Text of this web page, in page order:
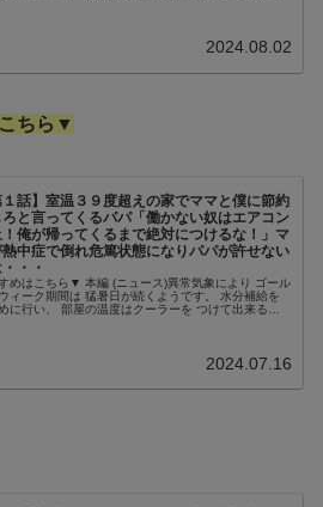
2024.08.02
ちら▼
１話】室温３９度超えの家でママと僕に節約
ろと言ってくるパパ「働かない奴はエアコン
俺が帰ってくるまで絶対につけるな！」マ
熱中症で倒れ危篤状態になりパパが許せない
・・
めはこちら▼ 本編 (ニュース)異常気象により ゴール
ィーク期間は 猛暑日が続くようです。 水分補給を
に行い、 部屋の温度はクーラーを つけて出来る限
2024.07.16